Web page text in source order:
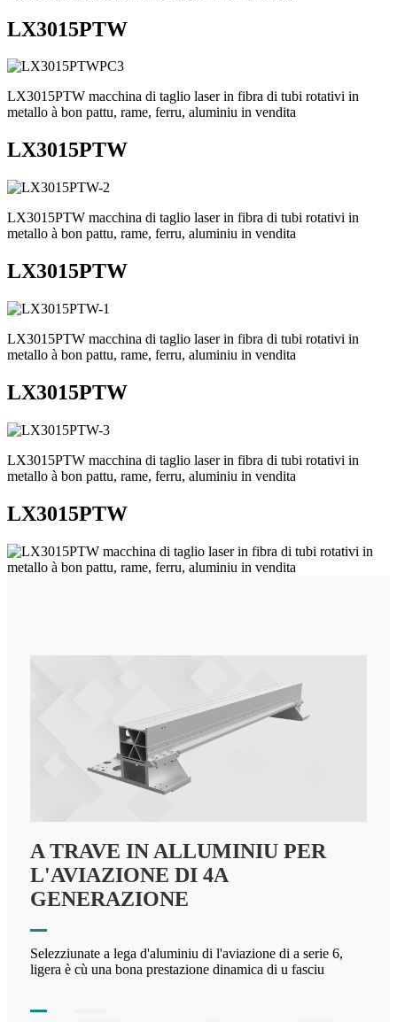
LX3015PTW
LX3015PTW macchina di taglio laser in fibra di tubi rotativi in ​​​​
metallo à bon pattu, rame, ferru, aluminiu in vendita
LX3015PTW
LX3015PTW macchina di taglio laser in fibra di tubi rotativi in ​​​​
metallo à bon pattu, rame, ferru, aluminiu in vendita
LX3015PTW
LX3015PTW macchina di taglio laser in fibra di tubi rotativi in ​​​​
metallo à bon pattu, rame, ferru, aluminiu in vendita
LX3015PTW
LX3015PTW macchina di taglio laser in fibra di tubi rotativi in ​​​​
metallo à bon pattu, rame, ferru, aluminiu in vendita
LX3015PTW
A TRAVE IN ALLUMINIU PER
L'AVIAZIONE DI 4A
GENERAZIONE
Selezziunate a lega d'aluminiu di l'aviazione di a serie 6,
ligera è cù una bona prestazione dinamica di u fasciu